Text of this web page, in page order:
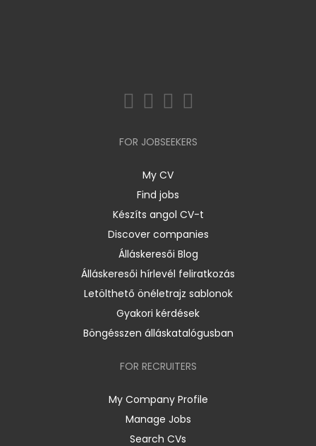
FOR JOBSEEKERS
My CV
Find jobs
Készíts angol CV-t
Discover companies
Álláskeresői Blog
Álláskeresői hírlevél feliratkozás
Letölthető önéletrajz sablonok
Gyakori kérdések
Böngésszen álláskatalógusban
FOR RECRUITERS
My Company Profile
Manage Jobs
Search CVs